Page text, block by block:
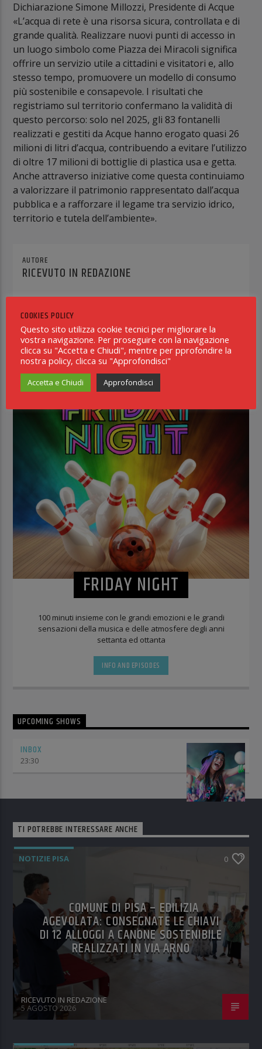
Dichiarazione Simone Millozzi, Presidente di Acque
«L’acqua di rete è una risorsa sicura, controllata e di
grande qualità. Realizzare nuovi punti di accesso in
un luogo simbolo come Piazza dei Miracoli significa
offrire un servizio utile a cittadini e visitatori e, allo
stesso tempo, promuovere un modello di consumo
più sostenibile e consapevole. I risultati che
registriamo sul territorio confermano la validità di
questo percorso: solo nel 2025, gli 83 fontanelli
realizzati e gestiti da Acque hanno erogato quasi 26
milioni di litri d’acqua, contribuendo a evitare l’utilizzo
di oltre 17 milioni di bottiglie di plastica usa e getta.
Anche attraverso iniziative come questa continuiamo
a valorizzare il patrimonio rappresentato dall’acqua
pubblica e a rafforzare il legame tra servizio idrico,
territorio e tutela dell’ambiente».
AUTORE
RICEVUTO IN REDAZIONE
NOW ON AIR
FRIDAY NIGHT
100 minuti insieme con le grandi emozioni e le grandi
sensazioni della musica e delle atmosfere degli anni
settanta ed ottanta
INFO AND EPISODES
UPCOMING SHOWS
INBOX
23:30
TI POTREBBE INTERESSARE ANCHE
NOTIZIE PISA 0
COMUNE DI PISA – EDILIZIA
AGEVOLATA: CONSEGNATE LE CHIAVI
DI 12 ALLOGGI A CANONE SOSTENIBILE
REALIZZATI IN VIA ARNO
RICEVUTO IN REDAZIONE
5 AGOSTO 2026
COOKIES POLICY
Questo sito utilizza cookie tecnici per migliorare la
vostra navigazione. Per proseguire con la navigazione
clicca su "Accetta e Chiudi", mentre per pprofondire la
nostra policy, clicca su "Approfondisci"
Accetta e Chiudi Approfondisci